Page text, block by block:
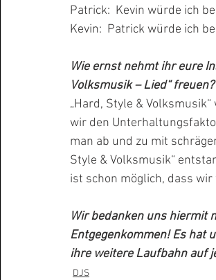
Patrick:  Kevin würde ich
Kevin:  Patrick würde ich
Wie ernst nehmt ihr eure
Volksmusik – Lied“ freuen?
„Hard, Style &
wir den
man ab und zu mit
Style & Volksmusik“
ist schon möglich, dass
Wir bedanken uns hiermit
Entgegenkommen! Es hat
ihre weitere Laufbahn auf
DJS